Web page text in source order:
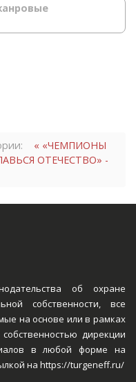
« «ЧЕМПИОНЫ
ОТЕЧЕСТВО» -
об охране
собственности, все
на основе или в рамках
дирекции
в любой форме на
на https://turgeneff.ru/